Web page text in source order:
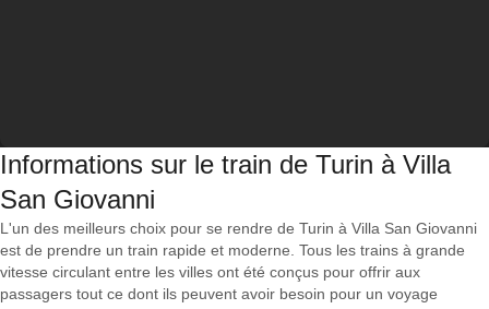
Informations sur le train de Turin à Villa
San Giovanni
L'un des meilleurs choix pour se rendre de Turin à Villa San Giovanni
est de prendre un train rapide et moderne. Tous les trains à grande
vitesse circulant entre les villes ont été conçus pour offrir aux
passagers tout ce dont ils peuvent avoir besoin pour un voyage